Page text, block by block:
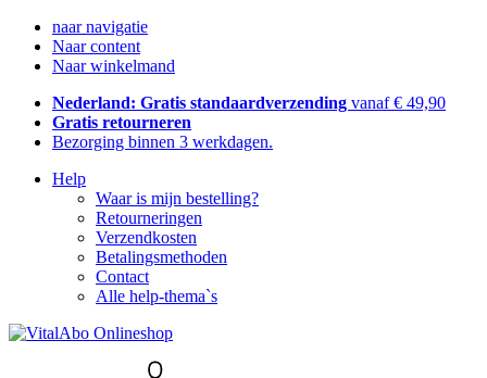
naar navigatie
Naar content
Naar winkelmand
Nederland: Gratis standaardverzending vanaf € 49,90
Gratis retourneren
Bezorging binnen 3 werkdagen.
Help
Waar is mijn bestelling?
Retourneringen
Verzendkosten
Betalingsmethoden
Contact
Alle help-thema`s